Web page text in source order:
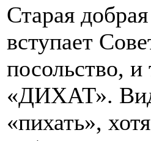
Старая
вступает
посольство,
«ДИХАТ».
«пихать»,